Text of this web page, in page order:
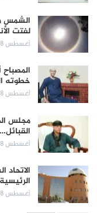
الشمس
لفتت
أغسطس 8, 2026
خطوته
أغسطس 8, 2026
مجلس
القبائل…
أغسطس 8, 2026
أغسطس 8, 2026